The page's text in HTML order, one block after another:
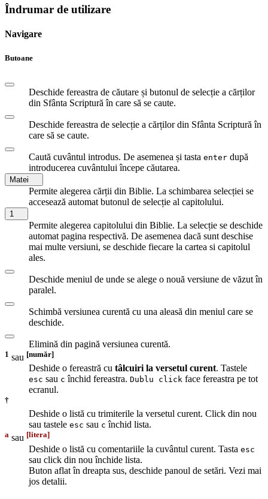
Îndrumar de utilizare
Navigare
Butoane
Deschide fereastra de căutare și butonul de selecție a cărților
din Sfânta Scriptură în care să se caute.
Deschide fereastra de selecție a cărților din Sfânta Scriptură în
care să se caute.
Caută cuvântul introdus. De asemenea și tasta enter după
introducerea cuvântului începe căutarea.
Matei
Permite alegerea cărții din Biblie. La schimbarea selecției se
accesează automat butonul de selecție al capitolului.
1
Permite alegerea capitolului din Biblie. La selecție se deschide
automat pagina respectivă. De asemenea dacă sunt deschise
mai multe versiuni, se deschide fiecare la cartea si capitolul
ales.
Deschide meniul de unde se alege o nouă versiune de văzut în
paralel.
Schimbă versiunea curentă cu una aleasă din meniul care se
deschide.
Elimină din pagină versiunea curentă.
1 sau [număr]
Deshide o fereastră cu tâlcuiri la versetul curent. Tastele
esc sau c închid fereastra. Dublu click face fereastra pe tot
ecranul.
†
Deshide o listă cu trimiterile la versetul curent. Click din nou
sau tastele esc sau c închid lista.
a sau [litera]
Deshide o listă cu comentariile la cuvântul curent. Tasta esc
sau click din nou închide lista.
Buton aflat în dreapta sus, deschide panoul de setări. Vezi mai
jos detalii.